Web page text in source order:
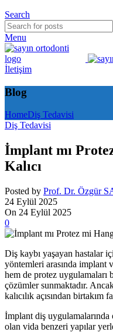
Search
Menu
İletişim
Blog
HomeDiş Tedavisi
Diş Tedavisi
İmplant mı
Kalıcı
Posted by Prof. Dr. Özgür
24 Eylül 2025
On 24 Eylül 2025
0
Diş kaybı yaşayan hastalar
yöntemleri arasında implant
hem de protez
çözümler sunmaktadır.
kalıcılık açısından birtakım
İmplant diş
olan vida benzeri yapılar